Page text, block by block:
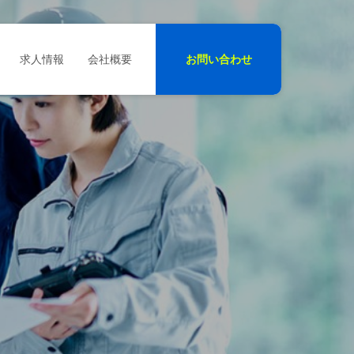
求人情報 会社概要 お問い合わせ